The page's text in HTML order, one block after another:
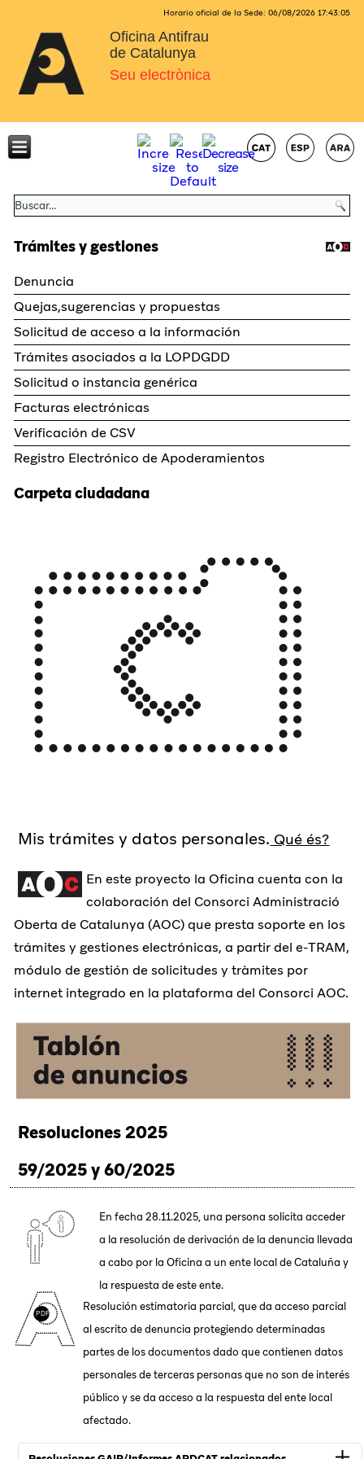
Horario oficial de la Sede: 06/08/2026 17:43:06
Oficina Antifrau
de Catalunya
Seu electrònica
Trámites y gestiones
Denuncia
Quejas,sugerencias y propuestas
Solicitud de acceso a la información
Trámites asociados a la LOPDGDD
Solicitud o instancia genérica
Facturas electrónicas
Verificación de CSV
Registro Electrónico de Apoderamientos
Carpeta ciudadana
Mis trámites y datos personales. Qué és?
En este proyecto la Oficina cuenta con la
colaboración del Consorci Administració
Oberta de Catalunya (AOC) que presta soporte en los
trámites y gestiones electrónicas, a partir del e-TRAM,
módulo de gestión de solicitudes y tràmites por
internet integrado en la plataforma del Consorci AOC.
Resoluciones 2025
59/2025 y 60/2025
En fecha 28.11.2025, una persona solicita acceder
a la resolución de derivación de la denuncia llevada
a cabo por la Oficina a un ente local de Cataluña y
la respuesta de este ente.
Resolución estimatoria parcial, que da acceso parcial
al escrito de denuncia protegiendo determinadas
partes de los documentos dado que contienen datos
personales de terceras personas que no son de interés
público y se da acceso a la respuesta del ente local
afectado.